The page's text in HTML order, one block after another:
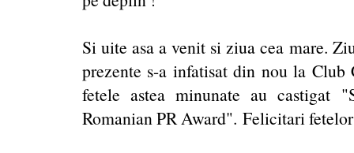
Si uite asa a venit si ziua cea mare.
prezente s-a infatisat din nou la
fetele astea minunate au castigat
Romanian PR Award". Felicitari